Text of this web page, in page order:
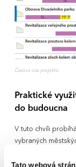
Tato webová
Časová osa projektů.
Praktické
do budoucna
V tuto chvíli
vybraných
architekta města.